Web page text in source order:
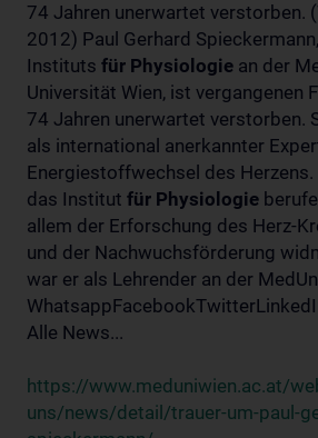
74 Jahren unerwartet verstorben.
2012) Paul Gerhard
Instituts für Physiologie an der
Universität Wien, ist vergangenen
74 Jahren unerwartet verstorben.
als international anerkannter
Energiestoffwechsel des
das Institut für Physiologie
allem der Erforschung des Herz-
und der Nachwuchsförderung
war er als Lehrender an der
Alle News...
https://www.meduniwien.ac.at/
uns/news/detail/trauer-um-paul-